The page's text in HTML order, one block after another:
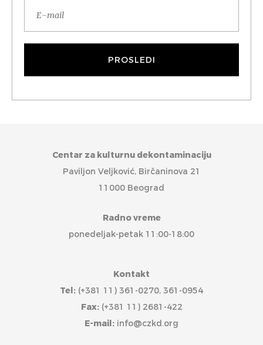
Centar za kulturnu dekontaminaciju
Paviljon Veljković, Birčaninova 21
11000 Beograd
Radno vreme
ponedeljak-petak 11:00-18:00
Kontakt
Tel: (+381 11) 361-0270, 361-0954
Fax:(+381 11) 2681-422
E-mail: info@czkd.org